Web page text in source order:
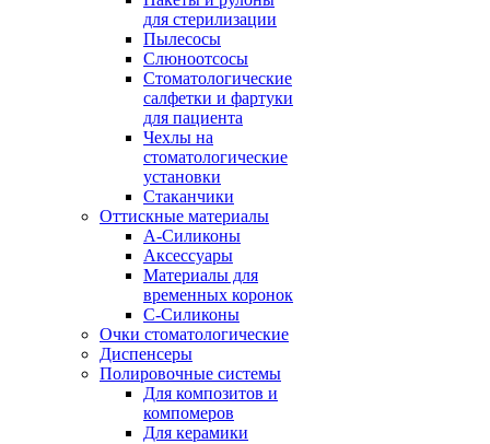
для стерилизации
Пылесосы
Слюноотсосы
Стоматологические
салфетки и фартуки
для пациента
Чехлы на
стоматологические
установки
Стаканчики
Оттискные материалы
А-Силиконы
Аксессуары
Материалы для
временных коронок
С-Силиконы
Очки стоматологические
Диспенсеры
Полировочные системы
Для композитов и
компомеров
Для керамики